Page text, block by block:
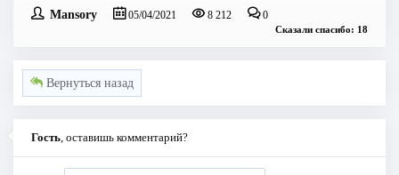
Mansory 05/04/2021 8 212 0
Сказали спасибо: 18
Вернуться назад
Гость , оставишь комментарий?